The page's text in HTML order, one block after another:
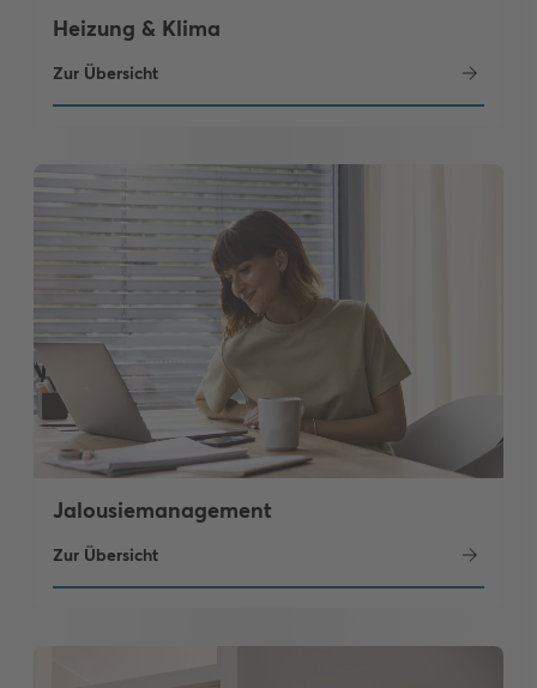
Heizung & Klima
Zur Übersicht
Jalousiemanagement
Zur Übersicht